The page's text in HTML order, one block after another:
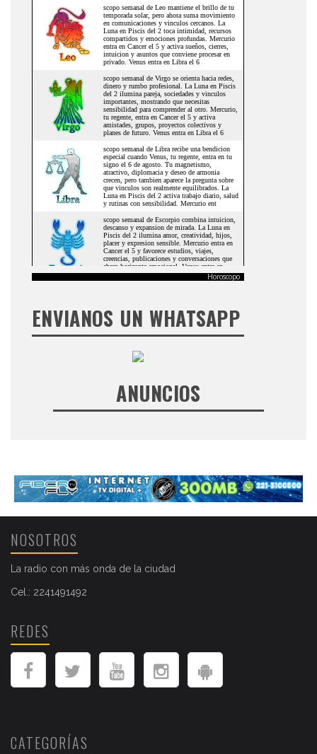
Horoscopo
ENVIANOS UN WHATSAPP
ANUNCIOS
NOSOTROS
La radio con más onda de la ciudad
Cel.: 2241491492
REDES
CATEGORÍAS